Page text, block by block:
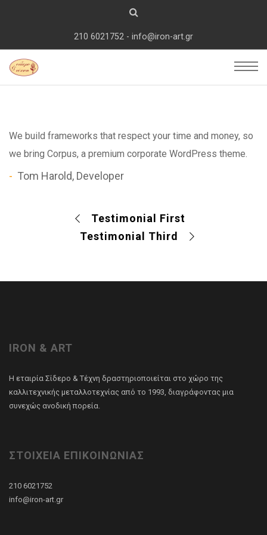
210 6021752 - info@iron-art.gr
We build frameworks that respect your time and money, so
we bring Corpus, a premium corporate WordPress theme.
Tom Harold, Developer
Testimonial First
Testimonial Third
IRON & ART
Η εταιρία Σίδερο & Τέχνη δραστηριοποιείται στο χώρο της
καλλιτεχνικής μεταλλοτεχνίας από το 1993, διαγράφοντας μια
συνεχώς ανοδική πορεία.
ΣΤΟΙΧΕΙΑ ΕΠΙΚΟΙΝΩΝΙΑΣ
210 6021752
info@iron-art.gr